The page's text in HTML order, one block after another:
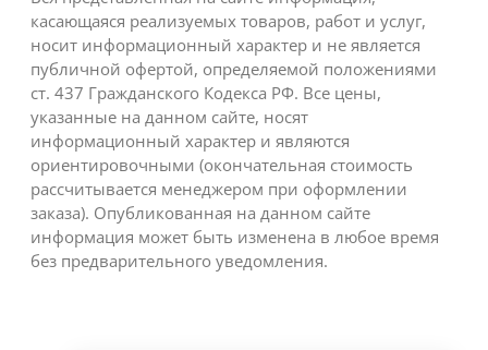
касающаяся реализуемых товаров, работ и услуг,
носит информационный характер и не является
публичной офертой, определяемой положениями
ст. 437 Гражданского Кодекса РФ. Все цены,
указанные на данном сайте, носят
информационный характер и являются
ориентировочными (окончательная стоимость
рассчитывается менеджером при оформлении
заказа). Опубликованная на данном сайте
информация может быть изменена в любое время
без предварительного уведомления.